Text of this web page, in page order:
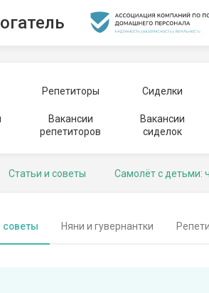
Репетиторы Сиделки
Вакансии
репетиторов
Вакансии
сиделок
Статьи и советы Самолёт с детьми:
советы Няни и гувернантки